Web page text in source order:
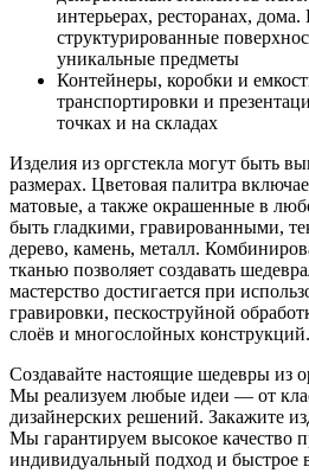
интерьерах, ресторанах,
структурированные
уникальные предметы
Контейнеры, коробки и
транспортировки и
точках и на складах
Изделия из оргстекла могут быть
размерах. Цветовая палитра
матовые, а также окрашенные в
быть гладкими, гравированными,
дерево, камень, металл.
тканью позволяет создавать
мастерство достигается при
гравировки, пескоструйной
слоёв и многослойных конструкций.
Создавайте настоящие шедевры из
Мы реализуем любые идеи — от
дизайнерских решений. Закажите
Мы гарантируем высокое качество
индивидуальный подход и быстрое